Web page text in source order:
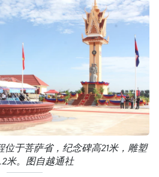
于菩萨省，纪念碑高21米，雕塑
米。图自越通社